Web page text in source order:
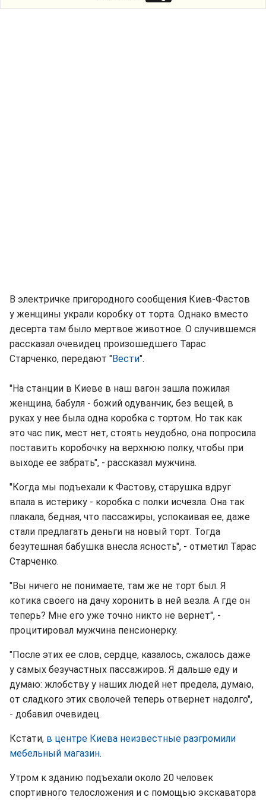
В электричке пригородного сообщения Киев-Фастов
у женщины украли коробку от торта. Однако вместо
десерта там было мертвое животное. О случившемся
рассказал очевидец произошедшего Тарас
Старченко, передают "Вести".
"На станции в Киеве в наш вагон зашла пожилая
женщина, бабуля - божий одуванчик, без вещей, в
руках у нее была одна коробка с тортом. Но так как
это час пик, мест нет, стоять неудобно, она попросила
поставить коробочку на верхнюю полку, чтобы при
выходе ее забрать", - рассказал мужчина.
"Когда мы подъехали к Фастову, старушка вдруг
впала в истерику - коробка с полки исчезла. Она так
плакала, бедная, что пассажиры, успокаивая ее, даже
стали предлагать деньги на новый торт. Тогда
безутешная бабушка внесла ясность", - отметил Тарас
Старченко.
"Вы ничего не понимаете, там же не торт был. Я
котика своего на дачу хоронить в ней везла. А где он
теперь? Мне его уже точно никто не вернет", -
процитировал мужчина пенсионерку.
"После этих ее слов, сердце, казалось, сжалось даже
у самых безучастных пассажиров. Я дальше еду и
думаю: жлобству у наших людей нет предела, думаю,
от сладкого этих сволочей теперь отвернет надолго",
- добавил очевидец.
Кстати, в центре Киева неизвестные разгромили
мебельный магазин.
Утром к зданию подъехали около 20 человек
спортивного телосложения и с помощью экскаватора